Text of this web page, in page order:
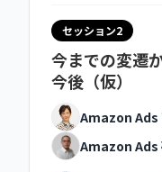
トップセラー
シーのいつも
ハウの公開
セッション2
今までの変遷
今後（仮）
Amazon Ads
Amazon Ads